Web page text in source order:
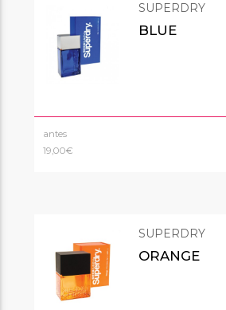
SUPERDRY
BLUE
antes
19,00€
SUPERDRY
ORANGE